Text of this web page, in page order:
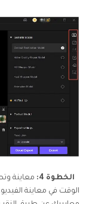
الخطوة 4:
معاينة
الوقت في معاينة